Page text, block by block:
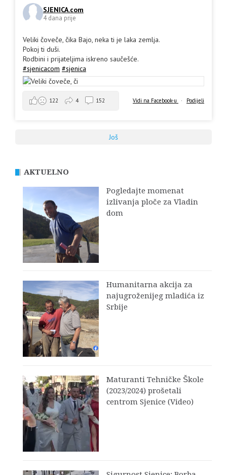
SJENICA.com
4 dana prije
Veliki čoveče, čika Bajo, neka ti je laka zemlja.
Pokoj ti duši.
Rodbini i prijateljima iskreno saučešće.
#sjenicacom #sjenica
Vidi na Facebook-u · Podijeli
122 4 152
Još
AKTUELNO
Pogledajte momenat
izlivanja ploče za Vladin
dom
Humanitarna akcija za
najugroženijeg mladića iz
Srbije
Maturanti Tehničke Škole
(2023/2024) prošetali
centrom Sjenice (Video)